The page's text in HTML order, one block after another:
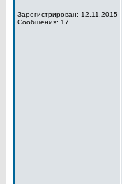
Зарегистрирован: 12.11.2015
Сообщения: 17